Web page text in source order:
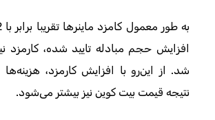
افزایش حجم مبادله تایید شده، کارمزد
شد. از این‌رو با افزایش کارمزد، هزینه‌ها
نتیجه قیمت بیت کوین نیز بیشتر می‌شود.